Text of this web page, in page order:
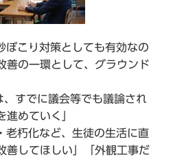
ぼこり対策としても有効なの
善の一環として、グラウンド
すでに議会等でも議論され
進めていく」
老朽化など、生徒の生活に直
善してほしい」「外観工事だ